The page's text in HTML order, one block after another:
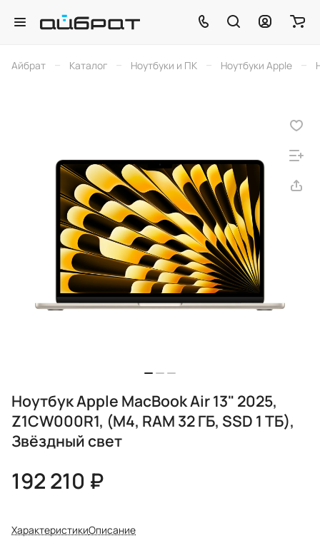
Айбрат – Каталог – Ноутбуки и ПК – Ноутбуки Apple –
Ноутбук Apple MacBook Air 13" 2025,
Z1CW000R1, (M4, RAM 32 ГБ, SSD 1 ТБ),
Звёздный свет
192 210 ₽
ХарактеристикиОписание